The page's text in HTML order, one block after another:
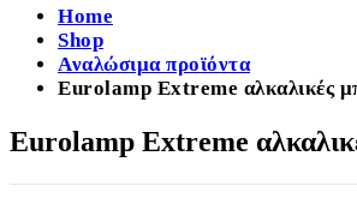
Home
Shop
Αναλώσιμα προϊόντα
Eurolamp Extreme αλκαλικές
Eurolamp Extreme